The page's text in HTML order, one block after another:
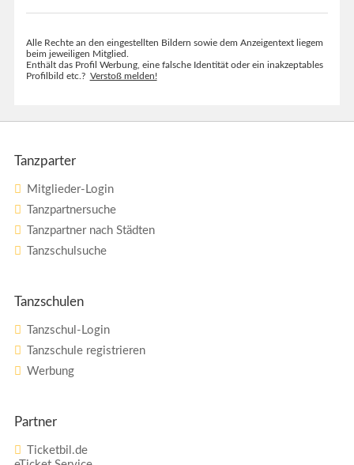
Alle Rechte an den eingestellten Bildern sowie dem Anzeigentext liegem
beim jeweiligen Mitglied.
Enthält das Profil Werbung, eine falsche Identität oder ein inakzeptables
Profilbild etc.? Verstoß melden!
Tanzparter
Mitglieder-Login
Tanzpartnersuche
Tanzpartner nach Städten
Tanzschulsuche
Tanzschulen
Tanzschul-Login
Tanzschule registrieren
Werbung
Partner
Ticketbil.de